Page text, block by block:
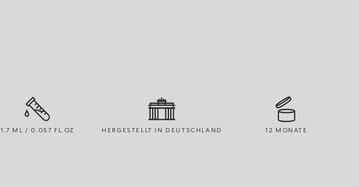
1.7 ML / 0.057 FL.OZ HERGESTELLT IN DEUTSCHLAND 12 MONATE